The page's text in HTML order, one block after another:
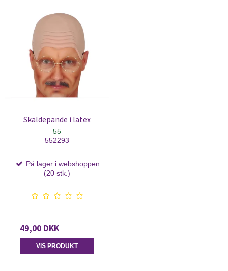
Skaldepande i latex
55
552293
På lager i webshoppen
(20 stk.)
49,00 DKK
VIS PRODUKT